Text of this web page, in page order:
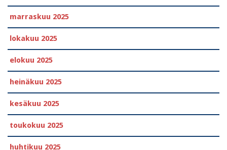
marraskuu 2025
lokakuu 2025
elokuu 2025
heinäkuu 2025
kesäkuu 2025
toukokuu 2025
huhtikuu 2025